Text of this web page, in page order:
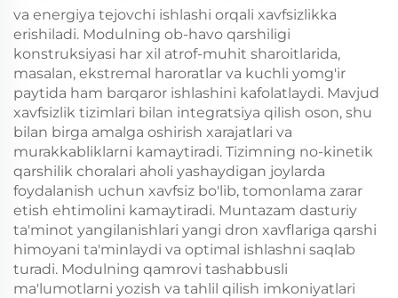
va energiya tejovchi ishlashi orqali xavfsizlikka
erishiladi. Modulning ob-havo qarshiligi
konstruksiyasi har xil atrof-muhit sharoitlarida,
masalan, ekstremal haroratlar va kuchli yomg'ir
paytida ham barqaror ishlashini kafolatlaydi. Mavjud
xavfsizlik tizimlari bilan integratsiya qilish oson, shu
bilan birga amalga oshirish xarajatlari va
murakkabliklarni kamaytiradi. Tizimning no-kinetik
qarshilik choralari aholi yashaydigan joylarda
foydalanish uchun xavfsiz bo'lib, tomonlama zarar
etish ehtimolini kamaytiradi. Muntazam dasturiy
ta'minot yangilanishlari yangi dron xavflariga qarshi
himoyani ta'minlaydi va optimal ishlashni saqlab
turadi. Modulning qamrovi tashabbusli
ma'lumotlarni yozish va tahlil qilish imkoniyatlari